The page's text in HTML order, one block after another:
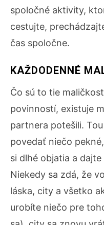
spoločné aktivity,
cestujte,
čas spoločne.
KAŽDODENNÉ
Čo sú to tie
povinností, existuje
partnera potešili.
povedať niečo
si dlhé objatia a
Niekedy sa zdá, že
láska, city a všetko
urobíte niečo pre